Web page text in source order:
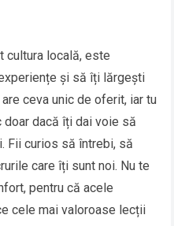
cultura locală, este
și să îți lărgești
ceva unic de oferit, iar tu
dacă îți dai voie să
Fii curios să întrebi, să
care îți sunt noi. Nu te
pentru că acele
cele mai valoroase lecții